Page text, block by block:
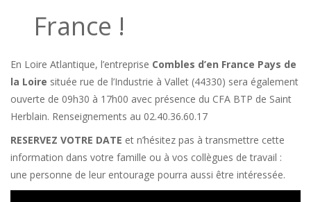
France !
En Loire Atlantique, l’entreprise Combles d’en France Pays de
la Loire située rue de l’Industrie à Vallet (44330) sera également
ouverte de 09h30 à 17h00 avec présence du CFA BTP de Saint
Herblain. Renseignements au 02.40.36.60.17
RESERVEZ VOTRE DATE et n’hésitez pas à transmettre cette
information dans votre famille ou à vos collègues de travail :
une personne de leur entourage pourra aussi être intéressée.